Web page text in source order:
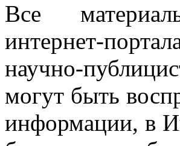
Все
интернет-
научно-
могут быть
информации, в